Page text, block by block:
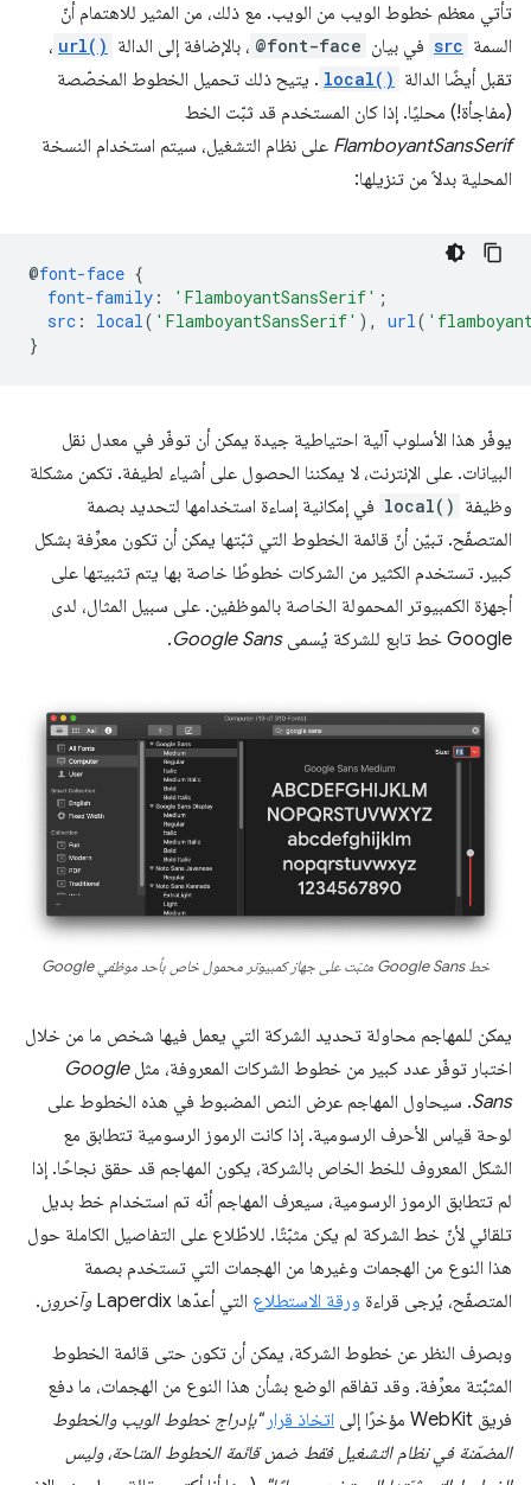
تأتي معظم خطوط الويب من الويب. مع ذلك، من المثير للاهتمام أنّ
السمة src في بيان @font-face ، بالإضافة إلى الدالة url() ،
تقبل أيضًا الدالة local() . يتيح ذلك تحميل الخطوط المخصّصة
(مفاجأة!) محليًا. إذا كان المستخدم قد ثبّت الخط
FlamboyantSansSerif على نظام التشغيل، سيتم استخدام النسخة
المحلية بدلاً من تنزيلها:
@font-face {
font-family : 'FlamboyantSansSerif' ;
src : local( 'FlamboyantSansSerif' ), url(
}
يوفّر هذا الأسلوب آلية احتياطية جيدة يمكن أن توفّر في معدل نقل
البيانات. على الإنترنت، لا يمكننا الحصول على أشياء لطيفة. تكمن مشكلة
وظيفة local() في إمكانية إساءة استخدامها لتحديد بصمة
المتصفّح. تبيّن أنّ قائمة الخطوط التي ثبّتها يمكن أن تكون معرِّفة بشكل
كبير. تستخدم الكثير من الشركات خطوطًا خاصة بها يتم تثبيتها على
أجهزة الكمبيوتر المحمولة الخاصة بالموظفين. على سبيل المثال، لدى
Google خط تابع للشركة يُسمى
Google Sans
.
خط Google Sans مثبّت على جهاز كمبيوتر محمول خاص بأحد موظفي Google
يمكن للمهاجم محاولة تحديد الشركة التي يعمل فيها شخص ما من خلال
اختبار توفّر عدد كبير من خطوط الشركات المعروفة، مثلGoogle
Sans. سيحاول المهاجم عرض النص المضبوط في هذه الخطوط على
لوحة قياس الأحرف الرسومية. إذا كانت الرموز الرسومية تتطابق مع
الشكل المعروف للخط الخاص بالشركة، يكون المهاجم قد حقق نجاحًا. إذا
لم تتطابق الرموز الرسومية، سيعرف المهاجم أنّه تم استخدام خط بديل
تلقائي لأنّ خط الشركة لم يكن مثبّتًا. للاطّلاع على التفاصيل الكاملة حول
هذا النوع من الهجمات وغيرها من الهجمات التي تستخدم بصمة
المتصفّح، يُرجى قراءة ورقة الاستطلاع التي أعدّها Laperdix وآخرون.
وبصرف النظر عن خطوط الشركة، يمكن أن تكون حتى قائمة الخطوط
المثبَّتة معرِّفة. وقد تفاقم الوضع بشأن هذا النوع من الهجمات، ما دفع
فريق WebKit مؤخرًا إلى
اتخاذ قرار "بإدراج خطوط الويب والخطوط
المضمّنة في نظام التشغيل فقط ضمن قائمة الخطوط المتاحة، وليس